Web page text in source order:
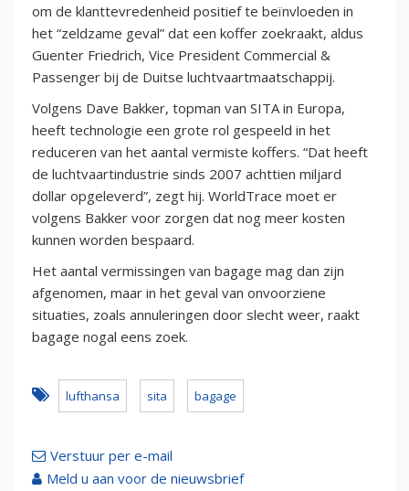
om de klanttevredenheid positief te beïnvloeden in
het “zeldzame geval” dat een koffer zoekraakt, aldus
Guenter Friedrich, Vice President Commercial &
Passenger bij de Duitse luchtvaartmaatschappij.
Volgens Dave Bakker, topman van SITA in Europa,
heeft technologie een grote rol gespeeld in het
reduceren van het aantal vermiste koffers. “Dat heeft
de luchtvaartindustrie sinds 2007 achttien miljard
dollar opgeleverd”, zegt hij. WorldTrace moet er
volgens Bakker voor zorgen dat nog meer kosten
kunnen worden bespaard.
Het aantal vermissingen van bagage mag dan zijn
afgenomen, maar in het geval van onvoorziene
situaties, zoals annuleringen door slecht weer, raakt
bagage nogal eens zoek.
lufthansa sita bagage
Verstuur per e-mail
Meld u aan voor de nieuwsbrief